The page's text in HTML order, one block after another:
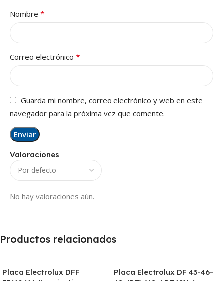
Valoraciones
No hay valoraciones aún.
Nombre *
Correo electrónico *
Guarda mi nombre, correo electrónico y web en este
navegador para la próxima vez que comente.
Productos relacionados
Placa Electrolux DFF
Placa Electrolux DF 43-46-